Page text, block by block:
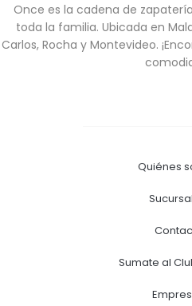
Once es la cadena de
toda la familia. Ubicada en
Carlos, Rocha y Montevideo.
Quiénes
Sumate al